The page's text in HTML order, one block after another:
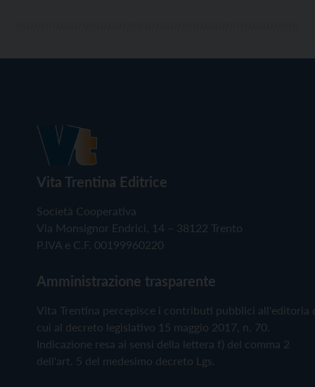
Vita Trentina Editrice
Società Cooperativa
Via Monsignor Endrici, 14 – 38122 Trento
P.IVA e C.F. 00199960220
Amministrazione trasparente
Vita Trentina percepisce i contributi pubblici all'editoria
cui al decreto legislativo 15 maggio 2017, n. 70.
Indicazione resa ai sensi della lettera f) del comma 2
dell'art. 5 del medesimo decreto Lgs.